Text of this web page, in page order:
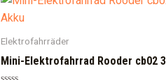
Elektrofahrräder
Mini-Elektrofahrrad Rooder cb02